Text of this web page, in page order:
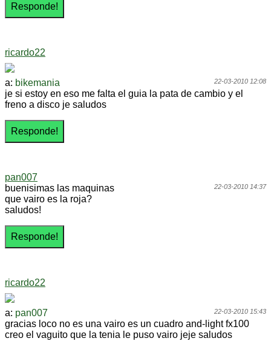
ricardo22
22-03-2010 12:08
a: bikemania
je si estoy en eso me falta el guia la pata de cambio y el
freno a disco je saludos
pan007
22-03-2010 14:37
buenisimas las maquinas
que vairo es la roja?
saludos!
ricardo22
22-03-2010 15:43
a: pan007
gracias loco no es una vairo es un cuadro and-light fx100
creo el vaguito que la tenia le puso vairo jeje saludos